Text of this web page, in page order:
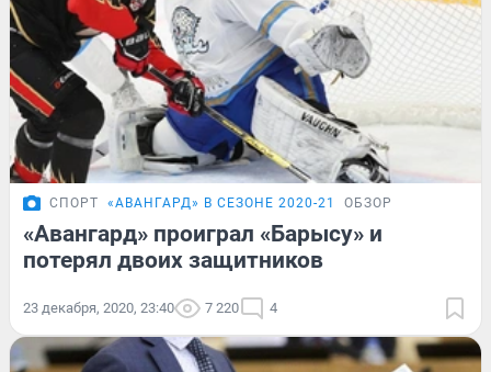
СПОРТ «АВАНГАРД» В СЕЗОНЕ 2020-21 ОБЗОР
«Авангард» проиграл «Барысу» и
потерял двоих защитников
23 декабря, 2020, 23:40 7 220 4